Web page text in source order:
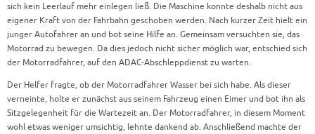
sich kein Leerlauf mehr einlegen ließ. Die Maschine konnte deshalb nicht aus
eigener Kraft von der Fahrbahn geschoben werden. Nach kurzer Zeit hielt ein
junger Autofahrer an und bot seine Hilfe an. Gemeinsam versuchten sie, das
Motorrad zu bewegen. Da dies jedoch nicht sicher möglich war, entschied sich
der Motorradfahrer, auf den ADAC-Abschleppdienst zu warten.
Der Helfer fragte, ob der Motorradfahrer Wasser bei sich habe. Als dieser
verneinte, holte er zunächst aus seinem Fahrzeug einen Eimer und bot ihn als
Sitzgelegenheit für die Wartezeit an. Der Motorradfahrer, in diesem Moment
wohl etwas weniger umsichtig, lehnte dankend ab. Anschließend machte der